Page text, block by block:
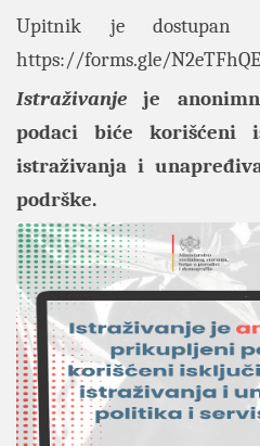
Upitnik je dostupan
https://forms.gle/
Istraživanjeje
podaci biće korišćeni
istraživanja i
podrške.